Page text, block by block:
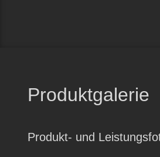
Produktgalerie
Produkt- und